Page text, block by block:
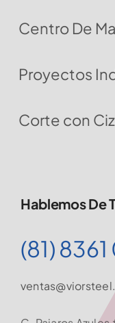
Centro De
Proyectos
Corte con
Hablemos De
(81)